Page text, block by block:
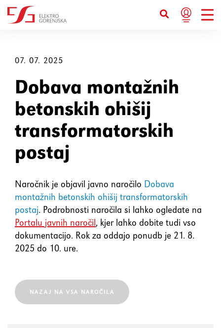
07. 07. 2025
Dobava montažnih
betonskih ohišij
transformatorskih
postaj
Naročnik je objavil javno naročilo Dobava
montažnih betonskih ohišij transformatorskih
postaj. Podrobnosti naročila si lahko ogledate na
Portalu javnih naročil, kjer lahko dobite tudi vso
dokumentacijo. Rok za oddajo ponudb je 21. 8.
2025 do 10. ure.
NAZAJ NA VSA NAROČILA
s tipkovnico
Prikaže možnosti dostopnosti
Prikaže kazalo strani
Skoči na glavno vsebino
Vrne se na domačo stran
Zapre pojavno okno / meni
Premakne fokus na naslednji
element
Premakne fokus na prejšnji
Potrdi/klikne fokusiran